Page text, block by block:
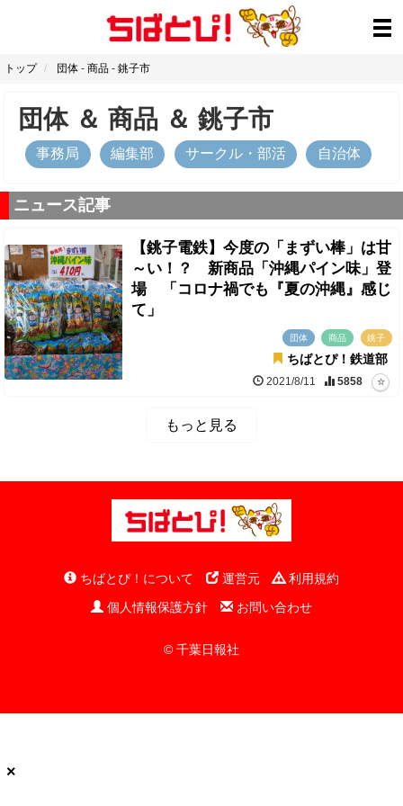
トップ 団体 - 商品 - 銚子市
団体＆ 商品 ＆ 銚子市
事務局 編集部 サークル・部活 自治体
ニュース記事
【銚子電鉄】今度の「まずい棒」は甘
～い！？ 新商品「沖縄パイン味」登
場 「コロナ禍でも『夏の沖縄』感じ
て」
団体 商品 銚子
ちばとぴ！鉄道部
2021/8/11 5858
もっと見る
ちばとぴ！について 運営元
利用規約
個人情報保護方針
お問い合わせ
© 千葉日報社
×